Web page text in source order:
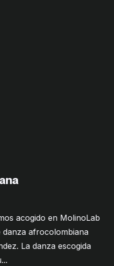
acogido en MolinoLab
danza afrocolombiana
La danza escogida